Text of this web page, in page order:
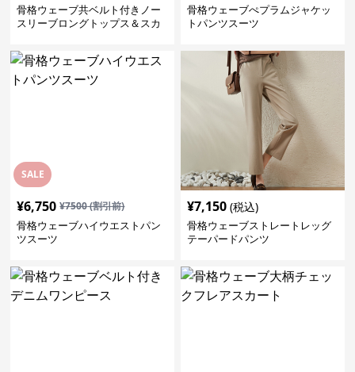
骨格ウェーブ共ベルト付きノー
スリーブロングトップス＆スカ
骨格ウェーブぺプラムジャケッ
トパンツスーツ
SALE
¥6,750 ¥7500(割引前)
骨格ウェーブハイウエストパン
ツスーツ
¥7,150 (税込)
骨格ウェーブストレートレッグ
テーパードパンツ